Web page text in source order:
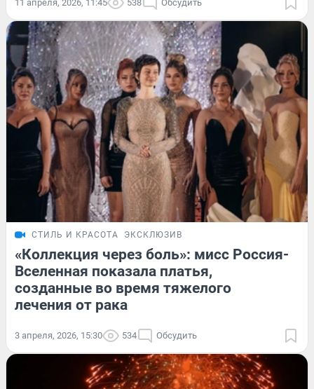
11 апреля, 2026, 11:45 538 Обсудить
СТИЛЬ И КРАСОТА ЭКСКЛЮЗИВ
«Коллекция через боль»: мисс Россия-
Вселенная показала платья,
созданные во время тяжелого
лечения от рака
3 апреля, 2026, 15:30 534 Обсудить